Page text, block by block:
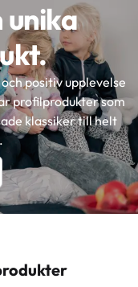
unika
positiv upplevelse
profilprodukter som
klassiker till helt